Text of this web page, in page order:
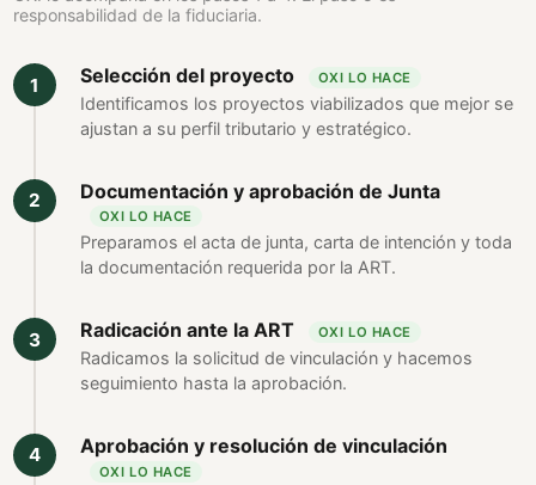
responsabilidad de la fiduciaria.
Selección del proyecto OXI LO HACE
Identificamos los proyectos viabilizados que mejor se
ajustan a su perfil tributario y estratégico.
Documentación y aprobación de Junta
OXI LO HACE
Preparamos el acta de junta, carta de intención y toda
la documentación requerida por la ART.
Radicación ante la ART OXI LO HACE
Radicamos la solicitud de vinculación y hacemos
seguimiento hasta la aprobación.
Aprobación y resolución de vinculación
OXI LO HACE